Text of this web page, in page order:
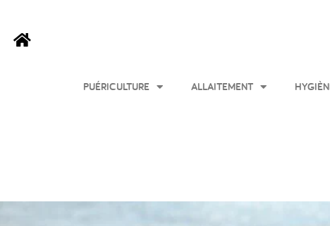
PUÉRICULTURE ALLAITEMENT